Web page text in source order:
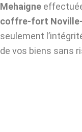
Mehaigne
coffre-fort
seulement
de vos biens sans